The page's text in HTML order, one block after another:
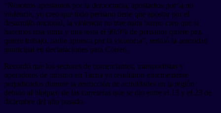
“Nosotros apostamos por la democracia, apostamos por la no
violencia, yo creo que todo peruano tiene que apostar por el
desarrollo nacional, la violencia no trae nada bueno creo que si
hacemos una suma y una resta el 99.9% de peruanos quiere paz,
quiere trabajo, nadie apuesta por la violencia”, señaló la autoridad
municipal en declaraciones para Correo.
Recordó que los sectores de comerciantes, transportistas y
operadores de turismo en Tacna ya resultaron enormemente
perjudicados durante la restricción de actividades en la región
debido al bloqueo de las carreteras que se dio entre el 13 y el 23 de
diciembre del año pasado.